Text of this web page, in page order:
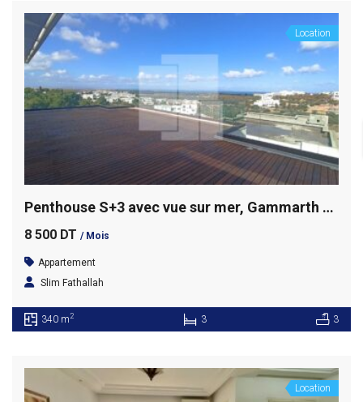
Location
Penthouse S+3 avec vue sur mer, Gammarth supérieur
8 500 DT / Mois
Appartement
Slim Fathallah
340 m2 3 3
Location